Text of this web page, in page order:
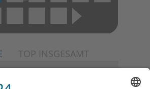
TOP INSGESAMT